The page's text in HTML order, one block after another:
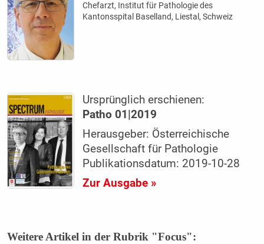
Chefarzt, Institut für Pathologie des
Kantonsspital Baselland, Liestal, Schweiz
Ursprünglich erschienen:
Patho 01|2019
Herausgeber: Österreichische
Gesellschaft für Pathologie
Publikationsdatum: 2019-10-28
Zur Ausgabe »
Weitere Artikel in der Rubrik "Focus":